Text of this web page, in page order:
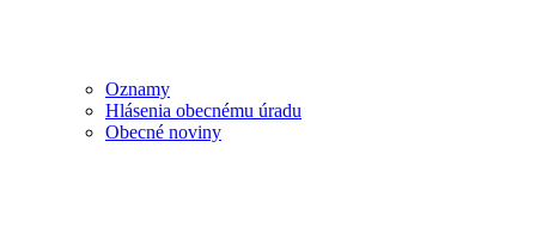
Oznamy
Hlásenia obecnému úradu
Obecné noviny